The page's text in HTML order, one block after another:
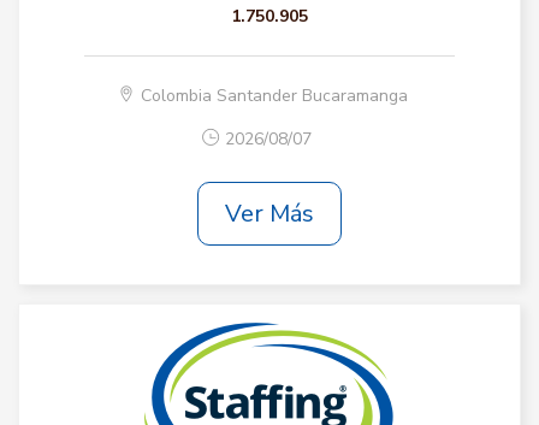
1.750.905
Colombia Santander Bucaramanga
2026/08/07
Ver Más